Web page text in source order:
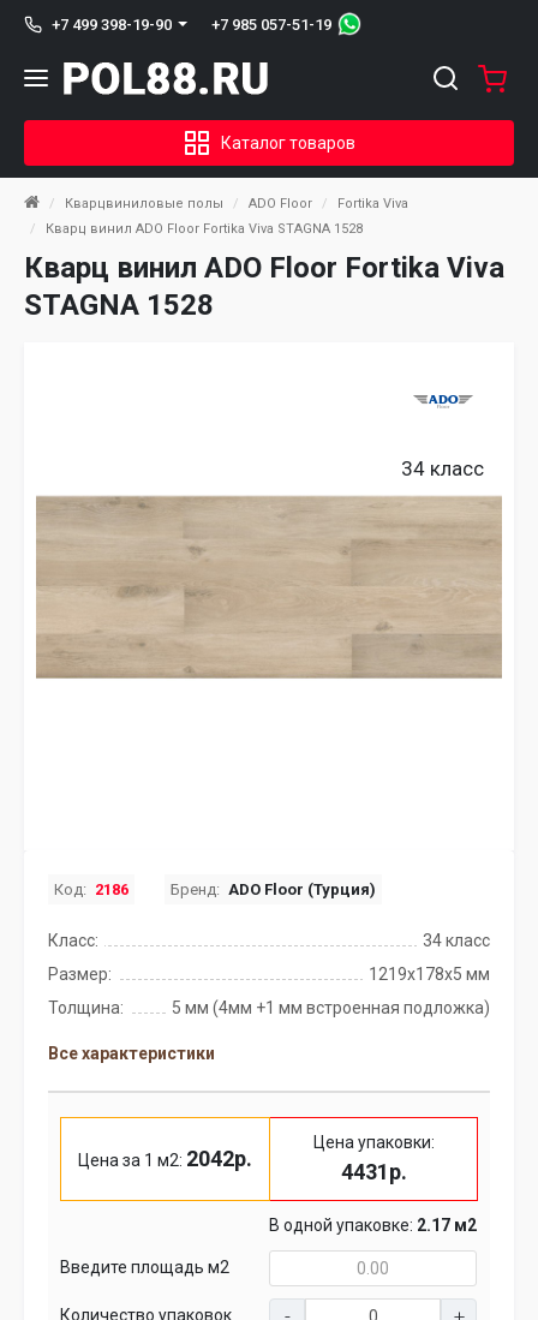
+7 499 398-19-90 +7 985 057-51-19
Каталог товаров
Кварцвиниловые полы ADO Floor
Fortika Viva
Кварц винил ADO Floor Fortika Viva STAGNA 1528
Кварц винил ADO Floor Fortika Viva
STAGNA 1528
34 класс
Код: 2186 Бренд: ADO Floor (Турция)
Класс:
34 класс
Размер:
1219x178x5 мм
Толщина:
5 мм (4мм +1 мм встроенная подложка)
Все характеристики
Цена за 1 м2: 2042р.
Цена упаковки:
4431р.
В одной упаковке: 2.17 м2
Введите площадь м2
Количество упаковок